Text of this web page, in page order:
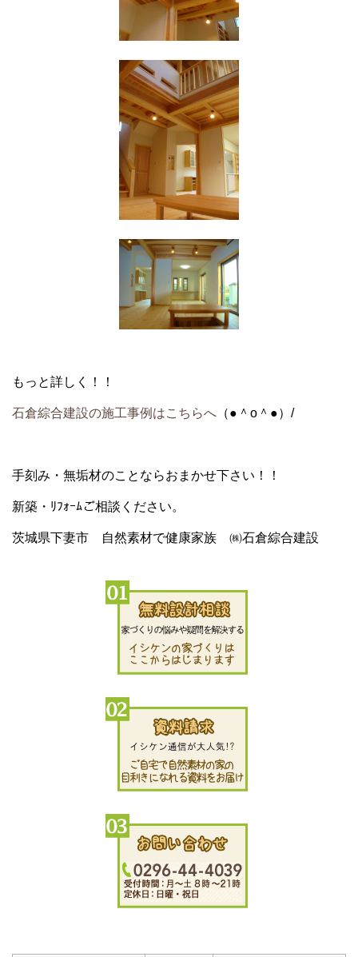
もっと詳しく！！
石倉綜合建設の施工事例はこちらへ （●＾o＾●）/
手刻み・無垢材のことならおまかせ下さい！！
新築・ﾘﾌｫｰﾑご相談ください。
茨城県下妻市 自然素材で健康家族 ㈱石倉綜合建設